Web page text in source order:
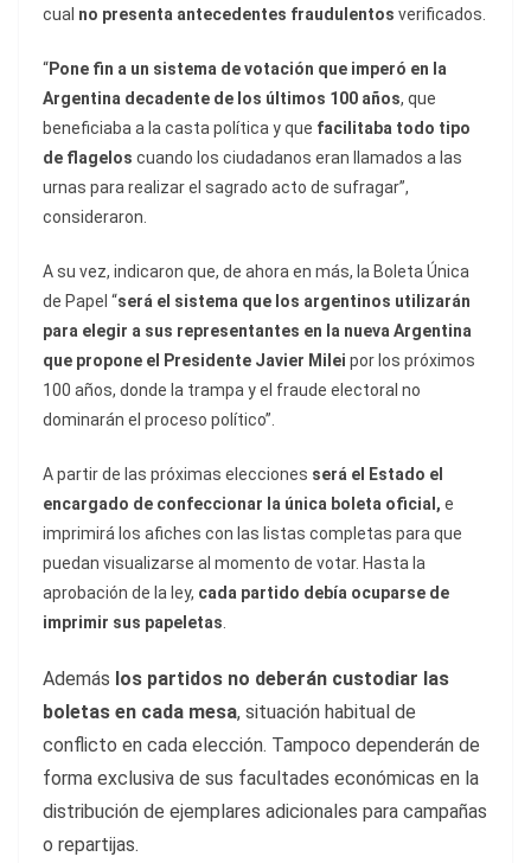
cual no presenta antecedentes fraudulentos verificados.
“Pone fin a un sistema de votación que imperó en la
Argentina decadente de los últimos 100 años, que
beneficiaba a la casta política y que facilitaba todo tipo
de flagelos cuando los ciudadanos eran llamados a las
urnas para realizar el sagrado acto de sufragar”,
consideraron.
A su vez, indicaron que, de ahora en más, la Boleta Única
de Papel “será el sistema que los argentinos utilizarán
para elegir a sus representantes en la nueva Argentina
que propone el Presidente Javier Milei por los próximos
100 años, donde la trampa y el fraude electoral no
dominarán el proceso político”.
A partir de las próximas elecciones será el Estado el
encargado de confeccionar la única boleta oficial, e
imprimirá los afiches con las listas completas para que
puedan visualizarse al momento de votar. Hasta la
aprobación de la ley, cada partido debía ocuparse de
imprimir sus papeletas
Además los partidos no deberán custodiar las
boletas en cada mesa, situación habitual de
conflicto en cada elección. Tampoco dependerán de
forma exclusiva de sus facultades económicas en la
distribución de ejemplares adicionales para campañas
o repartijas.